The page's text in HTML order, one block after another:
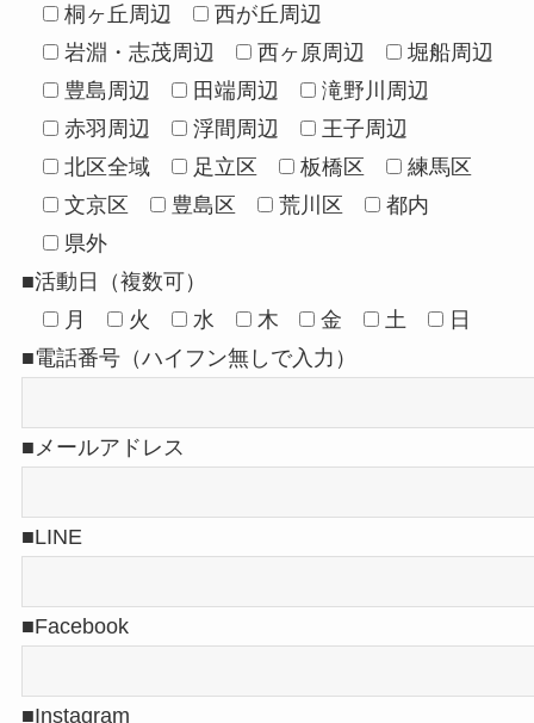
桐ヶ丘周辺
西が丘周辺
岩淵・志茂周辺
西ヶ原周辺
堀船周辺
豊島周辺
田端周辺
滝野川周辺
赤羽周辺
浮間周辺
王子周辺
北区全域
足立区 板橋区
練馬区
文京区
豊島区 荒川区
都内
県外
■活動日（複数可）
月
火 水 木 金 土
日
■電話番号（ハイフン無しで入力）
■メールアドレス
■LINE
■Facebook
■Instagram